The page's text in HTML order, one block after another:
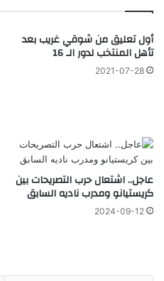
أول تعليق من شوقي غريب بعد
تأهل المنتخب لدور الـ 16
2021-07-28
عاجل.. اشتعال حرب التصريحات بين
كريستيانو ومدرب ناديه السابق
2024-09-12